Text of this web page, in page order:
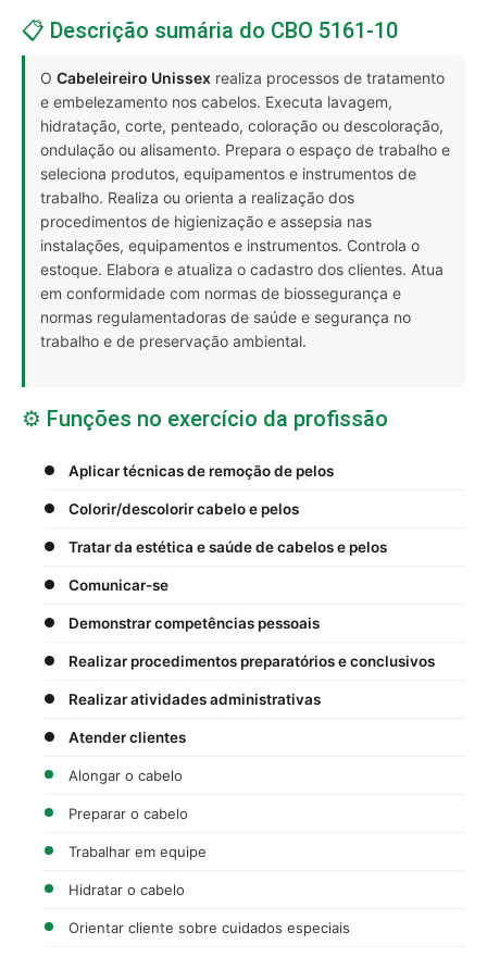
📋 Descrição sumária do CBO 5161-10
O Cabeleireiro Unissex realiza processos de tratamento
e embelezamento nos cabelos. Executa lavagem,
hidratação, corte, penteado, coloração ou descoloração,
ondulação ou alisamento. Prepara o espaço de trabalho e
seleciona produtos, equipamentos e instrumentos de
trabalho. Realiza ou orienta a realização dos
procedimentos de higienização e assepsia nas
instalações, equipamentos e instrumentos. Controla o
estoque. Elabora e atualiza o cadastro dos clientes. Atua
em conformidade com normas de biossegurança e
normas regulamentadoras de saúde e segurança no
trabalho e de preservação ambiental.
⚙️ Funções no exercício da profissão
Aplicar técnicas de remoção de pelos
Colorir/descolorir cabelo e pelos
Tratar da estética e saúde de cabelos e pelos
Comunicar-se
Demonstrar competências pessoais
Realizar procedimentos preparatórios e conclusivos
Realizar atividades administrativas
Atender clientes
Alongar o cabelo
Preparar o cabelo
Trabalhar em equipe
Hidratar o cabelo
Orientar cliente sobre cuidados especiais